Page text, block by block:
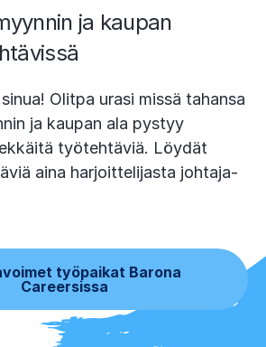
ja kaupan
Olitpa urasi missä tahansa
ja kaupan ala pystyy
työtehtäviä. Löydät
aina harjoittelijasta johtaja-
työpaikat Barona
Careersissa